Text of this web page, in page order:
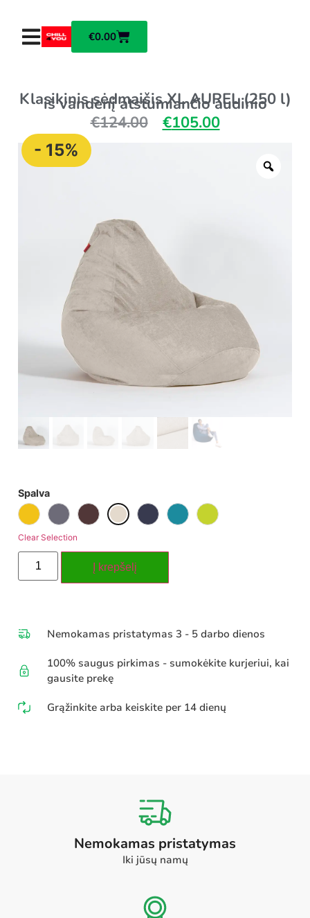
€0.00
Klasikinis sėdmaišis XL AUREL (250 l)
iš vandenį atstumiančio audinio
€124.00 €105.00
- 15%
Spalva
Clear Selection
Į krepšelį
Nemokamas pristatymas 3 - 5 darbo dienos
100% saugus pirkimas - sumokėkite kurjeriui, kai
gausite prekę
Grąžinkite arba keiskite per 14 dienų
Nemokamas pristatymas
Iki jūsų namų